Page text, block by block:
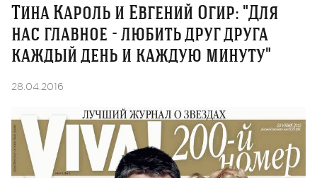
Тина Кароль и Евгений Огир: "Для
нас главное - любить друг друга
каждый день и каждую минуту"
28.04.2016